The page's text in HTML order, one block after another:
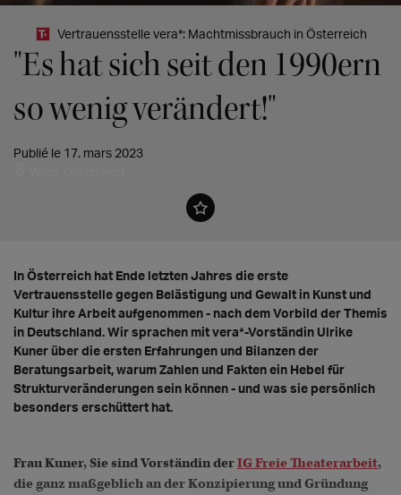
Vertrauensstelle vera*: Machtmissbrauch in Österreich
"Es hat sich seit den 1990ern
so wenig verändert!"
Publié le 17. mars 2023
In Österreich hat Ende letzten Jahres die erste
Vertrauensstelle gegen Belästigung und Gewalt in Kunst und
Kultur ihre Arbeit aufgenommen - nach dem Vorbild der Themis
in Deutschland. Wir sprachen mit vera*-Vorständin Ulrike
Kuner über die ersten Erfahrungen und Bilanzen der
Beratungsarbeit, warum Zahlen und Fakten ein Hebel für
Strukturveränderungen sein können - und was sie persönlich
besonders erschüttert hat.
Frau Kuner, Sie sind Vorständin derIG Freie Theaterarbeit,
die ganz maßgeblich an der Konzipierung und Gründung